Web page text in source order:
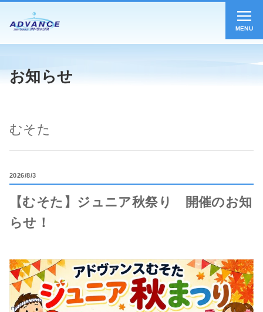
MENU
お知らせ
むそた
2026 8/3
【むそた】ジュニア秋祭り 開催のお知
らせ！